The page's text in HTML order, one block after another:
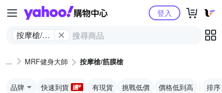
Yahoo購物中心
按摩槍/筋
登入
MRF健身大師 按摩槍/筋膜槍
品牌 快速到貨 有現貨 挑戰低價 價格低到高 排序